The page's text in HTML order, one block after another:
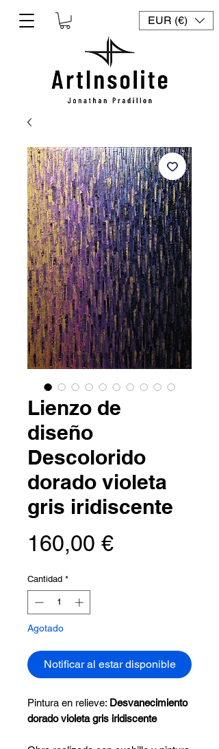
EUR (€)
Lienzo de
diseño
Descolorido
dorado violeta
gris iridiscente
160,00 €Precio
Cantidad *
Agotado
Notificar al estar disponible
Pintura en relieve: Desvanecimiento
dorado violeta gris iridiscente